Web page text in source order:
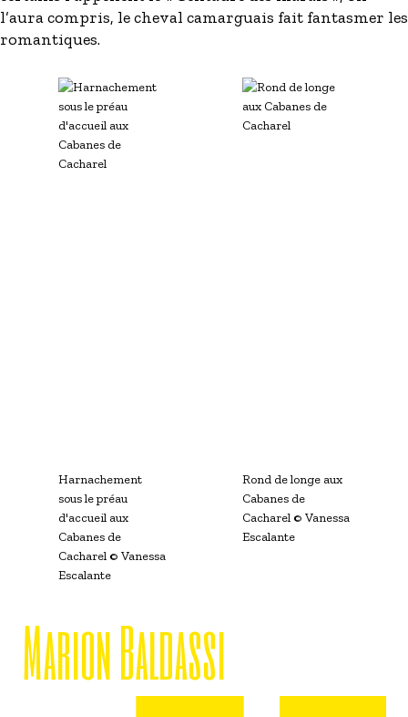
l’aura compris, le cheval camarguais fait fantasmer les
romantiques.
Image
Harnachement
sous le préau
d'accueil aux
Cabanes de
Cacharel © Vanessa
Escalante
Image
Rond de longe aux
Cabanes de
Cacharel © Vanessa
Escalante
Marion Baldassi